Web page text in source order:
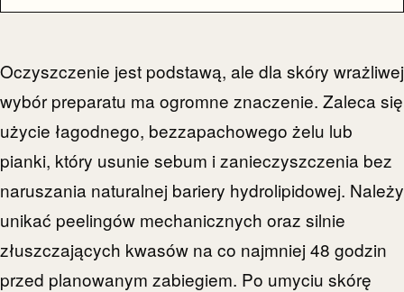
Oczyszczenie jest podstawą, ale dla skóry wrażliwej
wybór preparatu ma ogromne znaczenie. Zaleca się
użycie łagodnego, bezzapachowego żelu lub
pianki, który usunie sebum i zanieczyszczenia bez
naruszania naturalnej bariery hydrolipidowej. Należy
unikać peelingów mechanicznych oraz silnie
złuszczających kwasów na co najmniej 48 godzin
przed planowanym zabiegiem. Po umyciu skórę